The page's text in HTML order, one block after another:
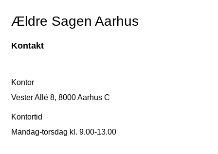
Ældre Sagen Aarhus
Kontakt
Kontor
Vester Allé 8, 8000 Aarhus C
Kontortid
Mandag-torsdag kl. 9.00-13.00